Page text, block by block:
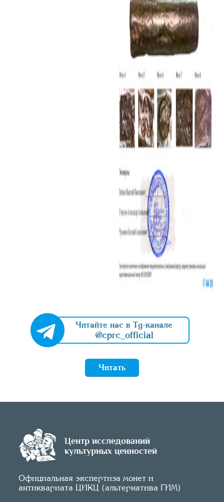
Читайте нас в Tg-канале
@cprc_official
Читать
Центр исследований
культурных ценностей
Официальная экспертиза монет и
антиквариата ЦИКЦ (альтернатива ГИМ)